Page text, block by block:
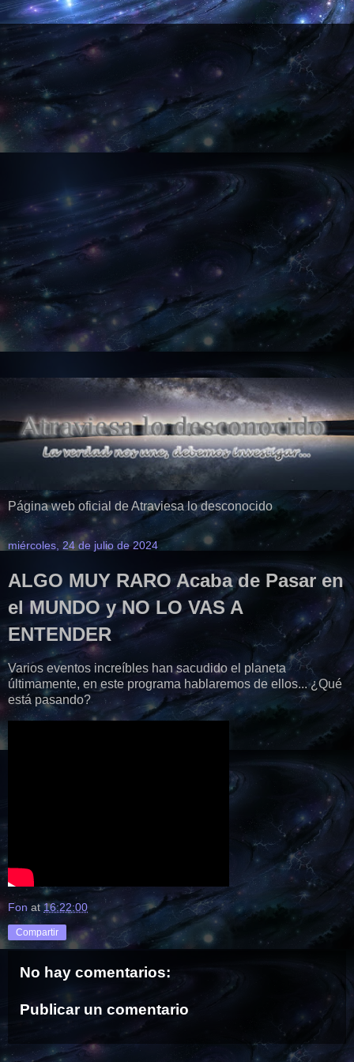
Página web oficial de Atraviesa lo desconocido
miércoles, 24 de julio de 2024
ALGO MUY RARO Acaba de Pasar en
el MUNDO y NO LO VAS A
ENTENDER
Varios eventos increíbles han sacudido el planeta
últimamente, en este programa hablaremos de ellos... ¿Qué
está pasando?
Fon at 16:22:00
Compartir
No hay comentarios:
Publicar un comentario